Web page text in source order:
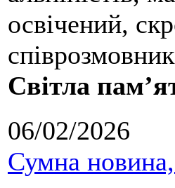
освічений,
Світла
06/02/2026
Сумна